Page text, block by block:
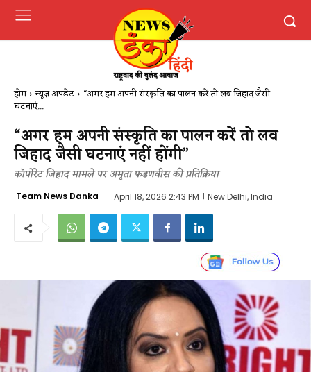
होम न्यूज़ अपडेट “अगर हम अपनी संस्कृति का पालन करें तो लव जिहाद जैसी
घटनाएं...
“अगर हम अपनी संस्कृति का पालन करें तो लव
जिहाद जैसी घटनाएं नहीं होंगी”
कॉर्पोरेट जिहाद मामले पर अमृता फडणवीस की प्रतिक्रिया
Team News Danka April 18, 2026 2:43 PM New Delhi, India